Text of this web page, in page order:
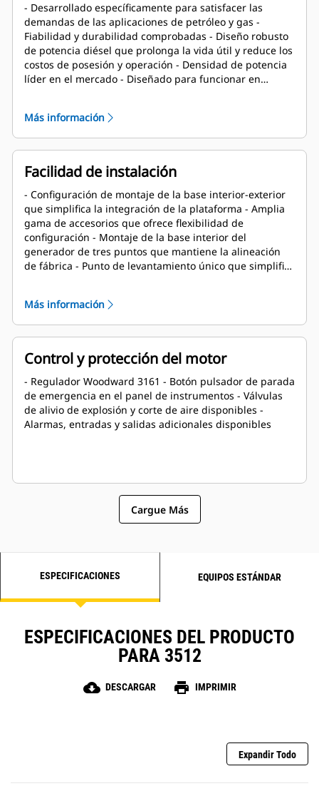
- Desarrollado específicamente para satisfacer las
demandas de las aplicaciones de petróleo y gas -
Fiabilidad y durabilidad comprobadas - Diseño robusto
de potencia diésel que prolonga la vida útil y reduce los
costos de posesión y operación - Densidad de potencia
líder en el mercado - Diseñado para funcionar en
altitud - Larga vida útil de reparo comprobada en
aplicaciones de yacimientos petrolíferos - Componentes
centrales del motor diseñados para su
reacondicionamiento y reutilización en el reparo
Más información
Facilidad de instalación
- Configuración de montaje de la base interior-exterior
que simplifica la integración de la plataforma - Amplia
gama de accesorios que ofrece flexibilidad de
configuración - Montaje de la base interior del
generador de tres puntos que mantiene la alineación
de fábrica - Punto de levantamiento único que simplifica
Más información
Control y protección del motor
- Regulador Woodward 3161 - Botón pulsador de parada
de emergencia en el panel de instrumentos - Válvulas
de alivio de explosión y corte de aire disponibles -
Alarmas, entradas y salidas adicionales disponibles
Cargue Más
ESPECIFICACIONES EQUIPOS ESTÁNDAR
ESPECIFICACIONES DEL PRODUCTO
PARA 3512
cloud_download DESCARGAR print IMPRIMIR
Expandir Todo